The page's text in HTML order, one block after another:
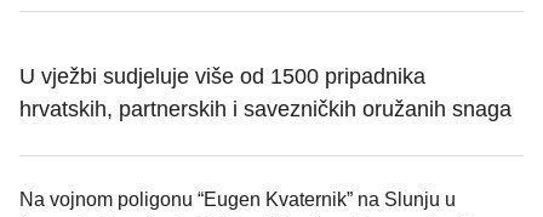
U vježbi sudjeluje više od 1500 pripadnika
hrvatskih, partnerskih i savezničkih oružanih snaga
Na vojnom poligonu “Eugen Kvaternik” na Slunju u